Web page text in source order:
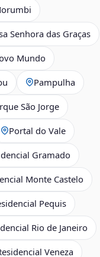
Senhora das Graças
Mundo
Pampulha
São Jorge
Portal do Vale
Gramado
Monte Castelo
Pequis
Rio de Janeiro
Veneza